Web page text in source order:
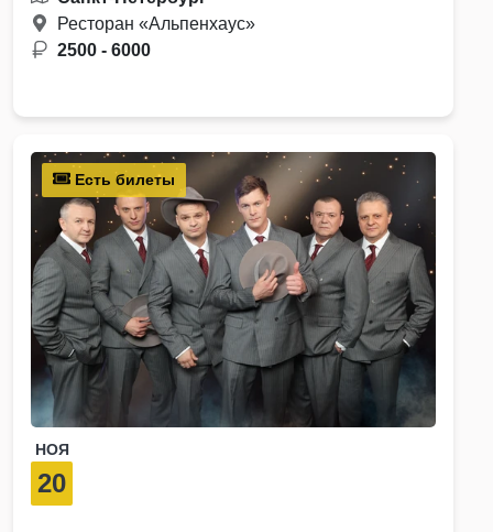
Ресторан «Альпенхаус»
2500 - 6000
Есть билеты
НОЯ
20